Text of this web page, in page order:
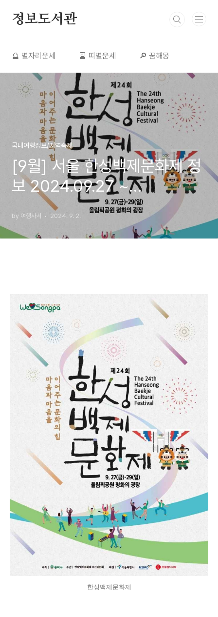
정보도서관
🔮 별자리운세 🎴 띠별운세 🔎 꿈해몽
👩‍⚕️ 건강정보 🌏 해외여행
국내여행정보/지역축제
[9월] 서울 한성백제문화제 정
보 2024.09.27 ~
2024.09.29
by 여행사서 2024. 9. 2.
한성백제문화제